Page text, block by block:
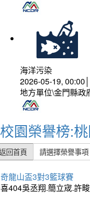
海洋污染
2026-05-19,
地方單位\金門縣政
校園榮譽榜:
回首頁 請選擇榮譽事項
龍山盃3對3籃球賽
404吳丞翔.簡立宬.許